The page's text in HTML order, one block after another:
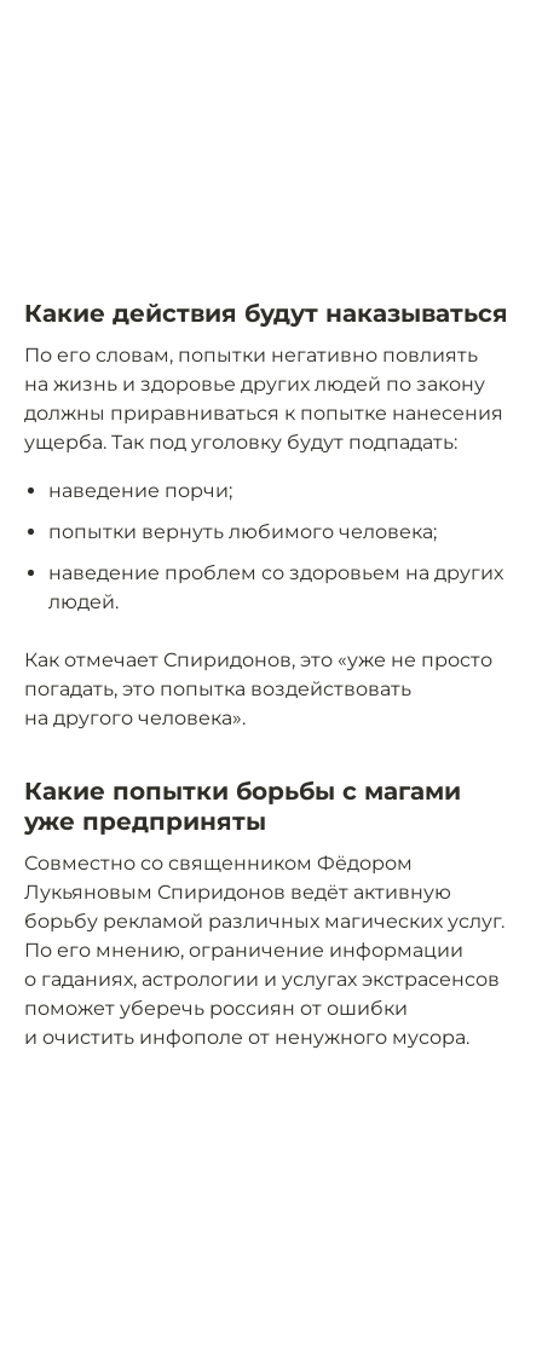
Какие действия будут наказываться
По его словам, попытки негативно повлиять
на жизнь и здоровье других людей по закону
должны приравниваться к попытке нанесения
ущерба. Так под уголовку будут подпадать:
наведение порчи;
попытки вернуть любимого человека;
наведение проблем со здоровьем на других
людей.
Как отмечает Спиридонов, это «уже не просто
погадать, это попытка воздействовать
на другого человека».
Какие попытки борьбы с магами
уже предприняты
Совместно со священником Фёдором
Лукьяновым Спиридонов ведёт активную
борьбу рекламой различных магических услуг.
По его мнению, ограничение информации
о гаданиях, астрологии и услугах экстрасенсов
поможет уберечь россиян от ошибки
и очистить инфополе от ненужного мусора.